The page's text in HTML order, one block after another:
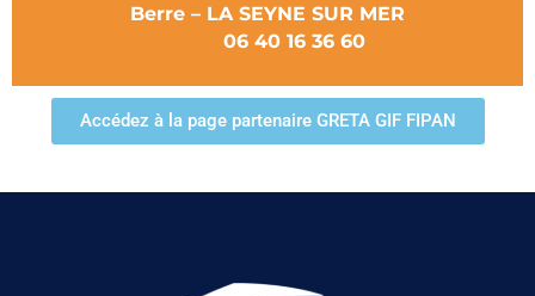
Berre – LA SEYNE SUR MER
06 40 16 36 60
Accédez à la page partenaire GRETA GIF FIPAN